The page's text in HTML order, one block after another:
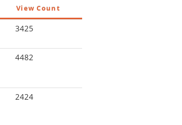
View Count
3425
4482
2424